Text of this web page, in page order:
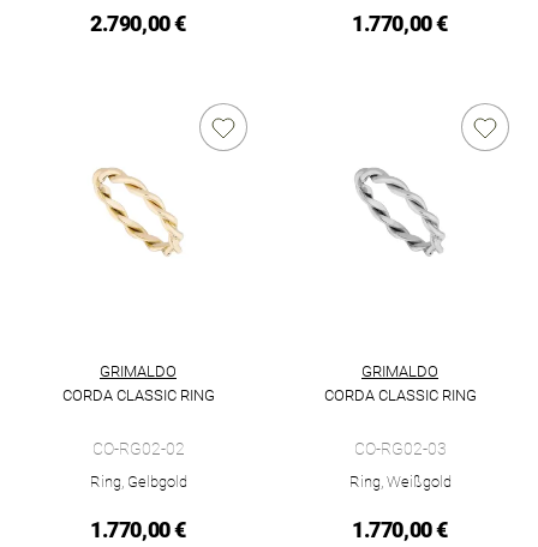
2.790,00 € 1.770,00 €
GRIMALDO
CORDA CLASSIC RING
CO-RG02-02
Ring, Gelbgold
1.770,00 €
GRIMALDO
CORDA CLASSIC RING
CO-RG02-03
Ring, Weißgold
1.770,00 €